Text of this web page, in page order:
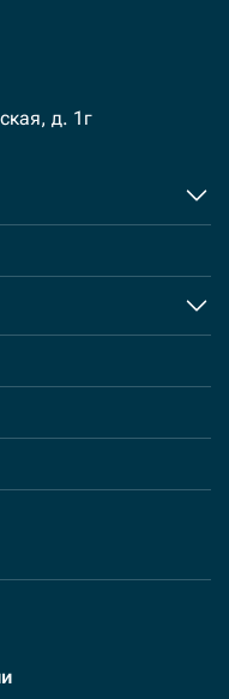
д. 1г